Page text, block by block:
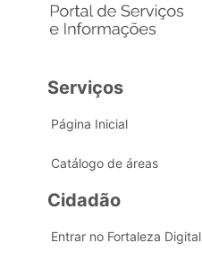
Serviços
Página Inicial
Catálogo de áreas
Cidadão
Entrar no Fortaleza Digital